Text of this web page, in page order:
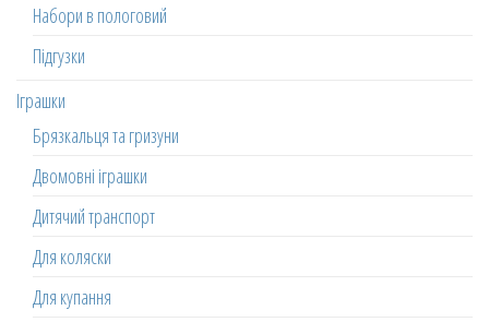
Набори в пологовий
Підгузки
Іграшки
Брязкальця та гризуни
Двомовні іграшки
Дитячий транспорт
Для коляски
Для купання